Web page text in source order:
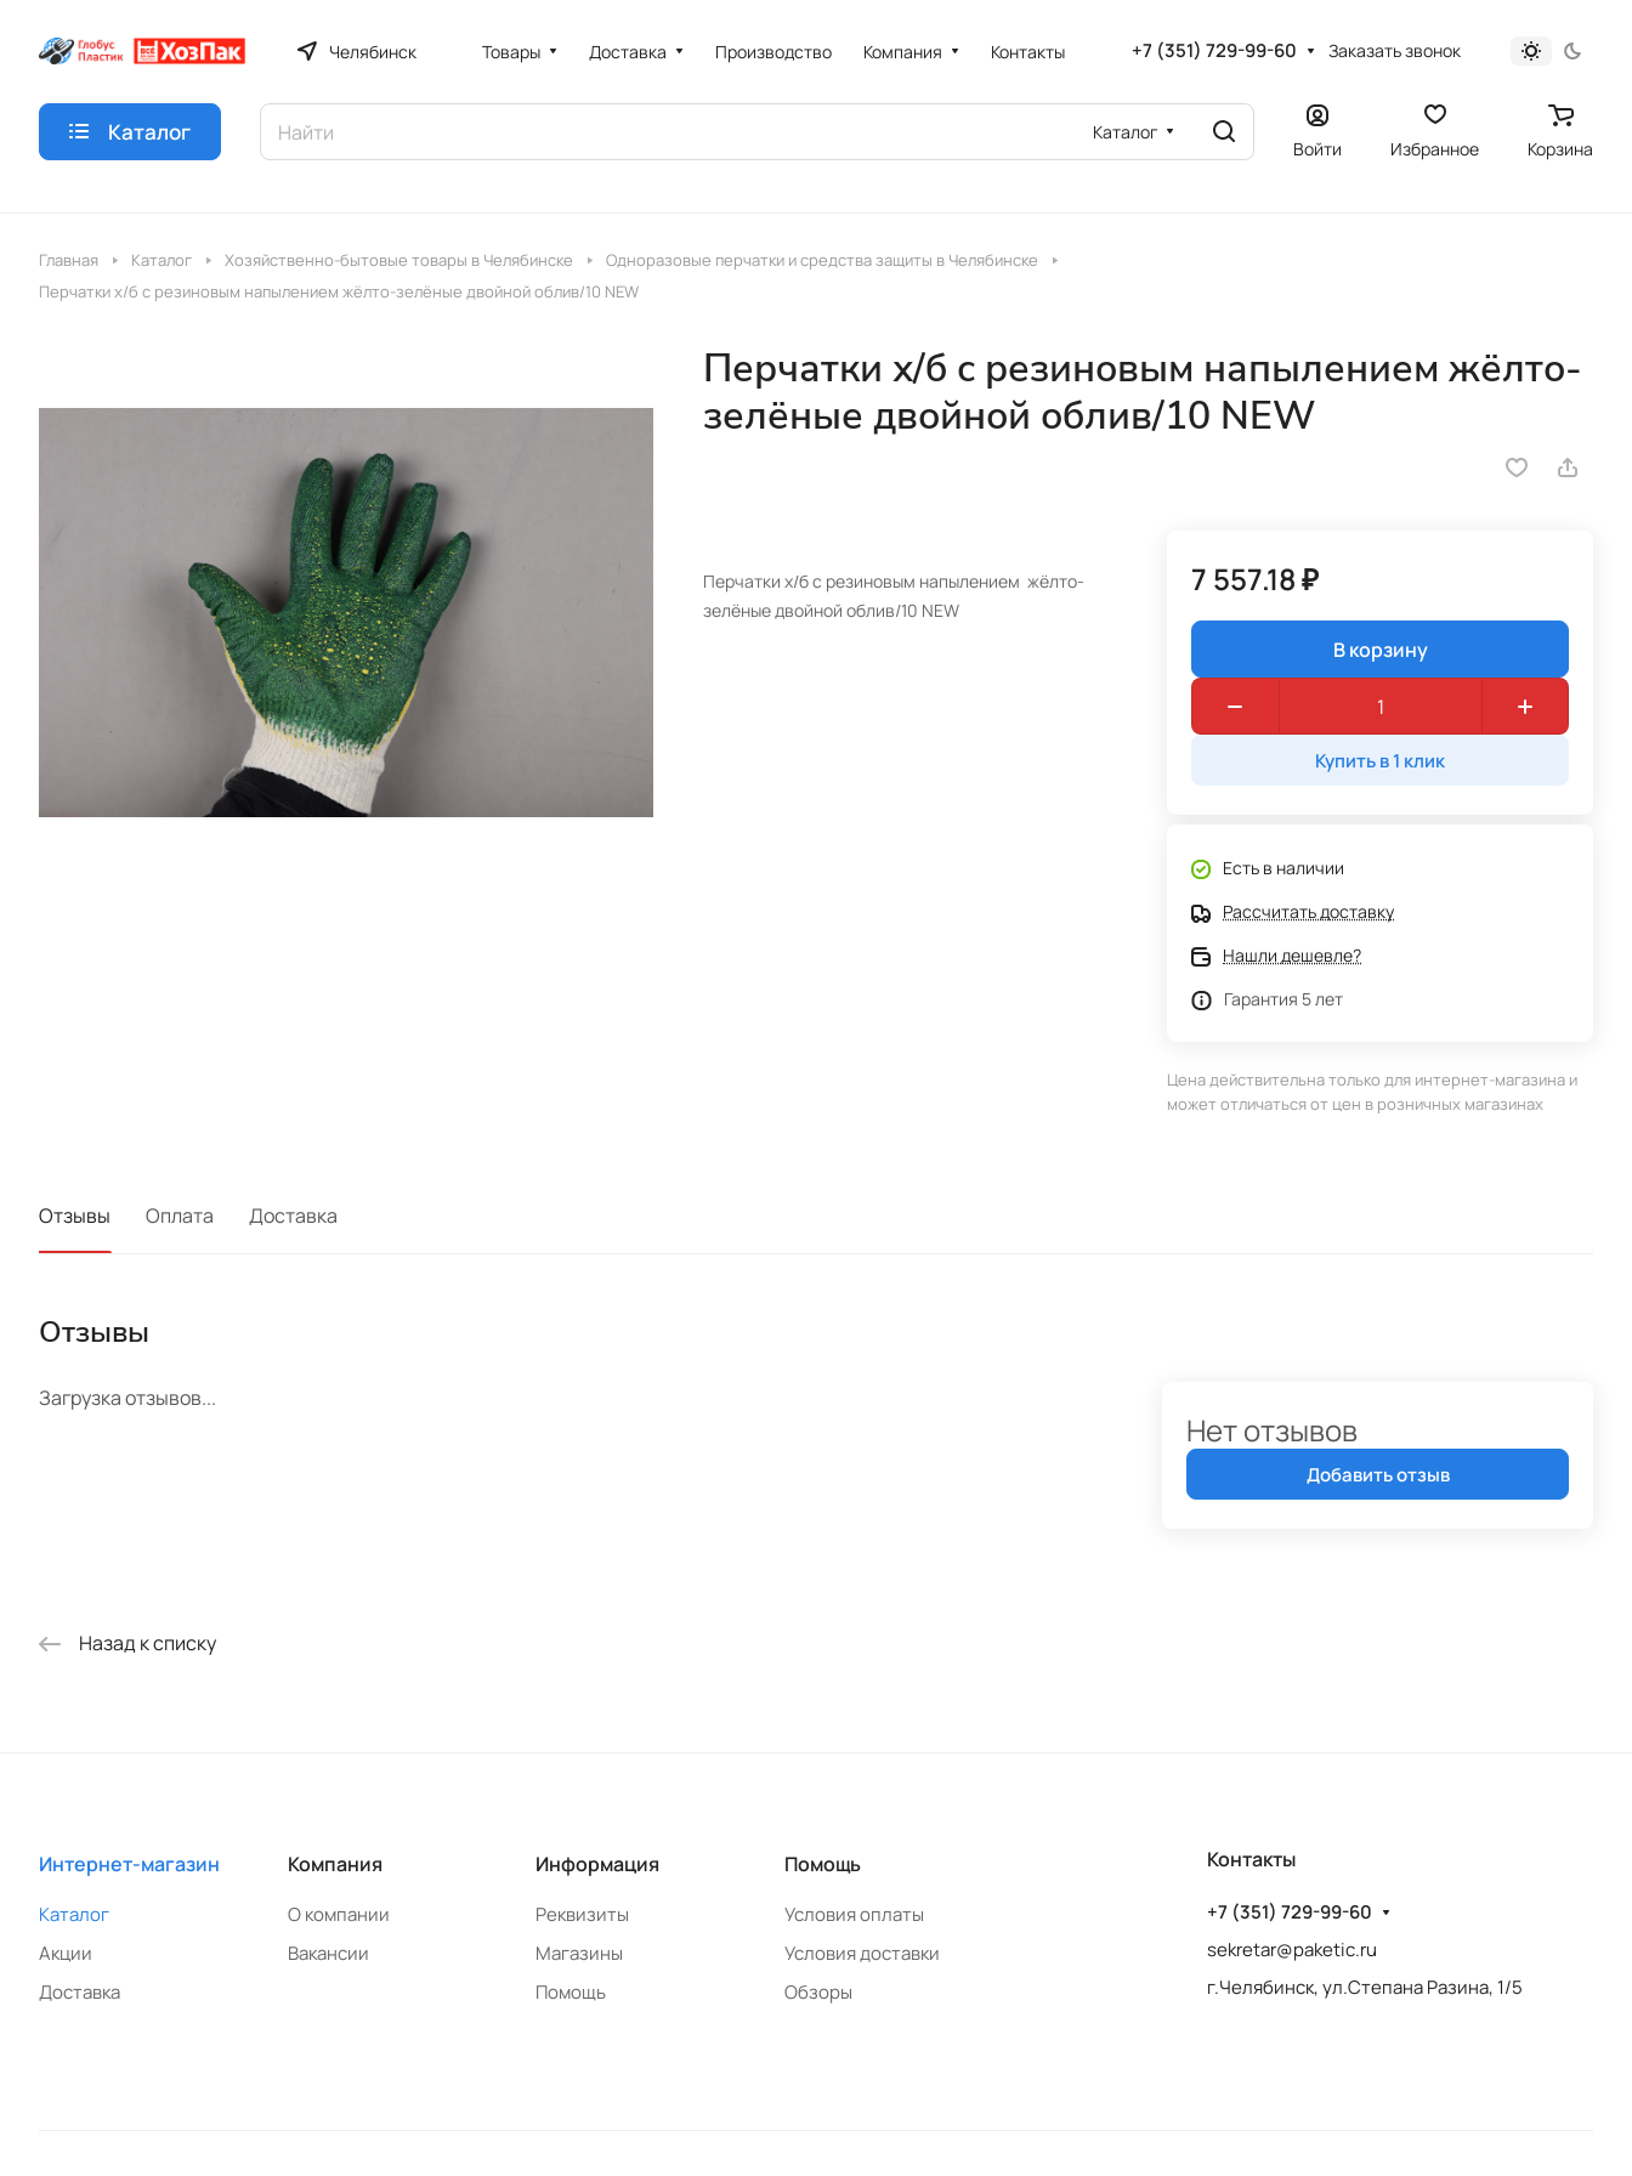
Челябинск Товары Доставка Производство Компания Контакты +7 (351) 729-99-60 Заказать звонок
Каталог Каталог
Войти Избранное Корзина
Главная Каталог Хозяйственно-бытовые товары в Челябинске
Одноразовые перчатки и средства защиты в Челябинске
Перчатки х/б с резиновым напылением жёлто-зелёные двойной облив/10 NEW
Перчатки х/б с резиновым напылением жёлто-
зелёные двойной облив/10 NEW
Перчатки х/б с резиновым напылением жёлто-
зелёные двойной облив/10 NEW
7 557.18 ₽
В корзину
Купить в 1 клик
Есть в наличии
Рассчитать доставку
Нашли дешевле?
Гарантия 5 лет
Цена действительна только для интернет-магазина и
может отличаться от цен в розничных магазинах
Отзывы Оплата Доставка
Отзывы
Загрузка отзывов...
Нет отзывов
Добавить отзыв
Назад к списку
Интернет-магазин
Каталог
Акции
Доставка
Компания
О компании
Вакансии
Информация
Реквизиты
Магазины
Помощь
Помощь
Условия оплаты
Условия доставки
Обзоры
Контакты
+7 (351) 729-99-60
sekretar@paketic.ru
г.Челябинск, ул.Степана Разина, 1/5